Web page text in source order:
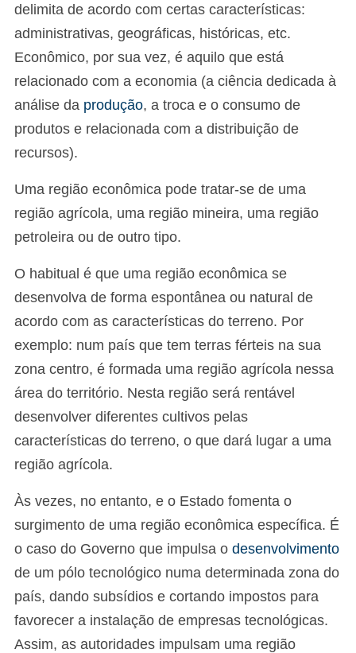
delimita de acordo com certas características:
administrativas, geográficas, históricas, etc.
Econômico, por sua vez, é aquilo que está
relacionado com a economia (a ciência dedicada à
análise da produção, a troca e o consumo de
produtos e relacionada com a distribuição de
recursos).
Uma região econômica pode tratar-se de uma
região agrícola, uma região mineira, uma região
petroleira ou de outro tipo.
O habitual é que uma região econômica se
desenvolva de forma espontânea ou natural de
acordo com as características do terreno. Por
exemplo: num país que tem terras férteis na sua
zona centro, é formada uma região agrícola nessa
área do território. Nesta região será rentável
desenvolver diferentes cultivos pelas
características do terreno, o que dará lugar a uma
região agrícola.
Às vezes, no entanto, e o Estado fomenta o
surgimento de uma região econômica específica. É
o caso do Governo que impulsa o desenvolvimento
de um pólo tecnológico numa determinada zona do
país, dando subsídios e cortando impostos para
favorecer a instalação de empresas tecnológicas.
Assim, as autoridades impulsam uma região